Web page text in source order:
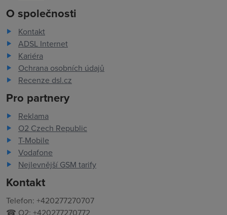
O společnosti
Kontakt
ADSL Internet
Kariéra
Ochrana osobních údajů
Recenze dsl.cz
Pro partnery
Reklama
O2 Czech Republic
T-Mobile
Vodafone
Nejlevnější GSM tarify
Kontakt
Telefon: +420277270707
☎ O2: +420277270772